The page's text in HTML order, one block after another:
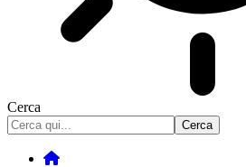
Cerca